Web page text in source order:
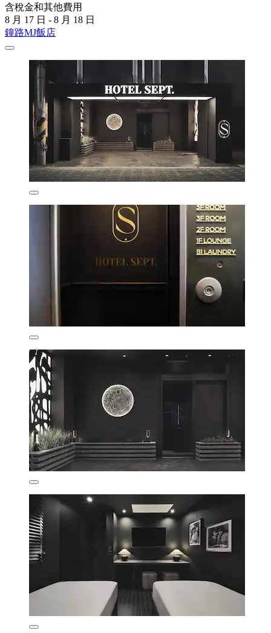
含稅金和其他費用
8 月 17 日 - 8 月 18 日
鐘路MJ飯店